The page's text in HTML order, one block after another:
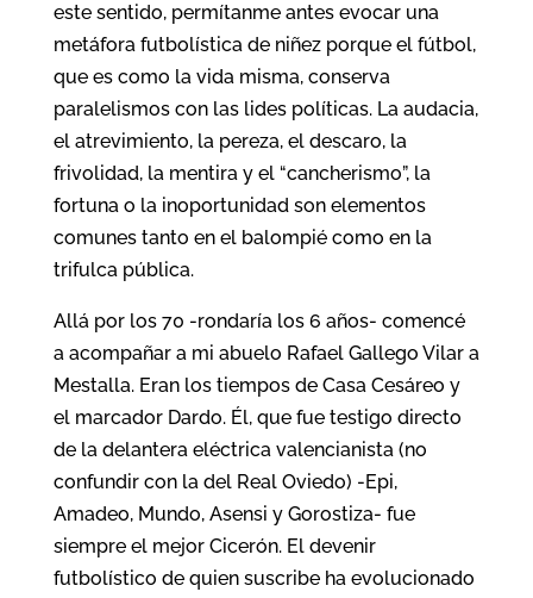
este sentido, permítanme antes evocar una
metáfora futbolística de niñez porque el fútbol,
que es como la vida misma, conserva
paralelismos con las lides políticas. La audacia,
el atrevimiento, la pereza, el descaro, la
frivolidad, la mentira y el “cancherismo”, la
fortuna o la inoportunidad son elementos
comunes tanto en el balompié como en la
trifulca pública.
Allá por los 70 -rondaría los 6 años- comencé
a acompañar a mi abuelo Rafael Gallego Vilar a
Mestalla. Eran los tiempos de Casa Cesáreo y
el marcador Dardo. Él, que fue testigo directo
de la delantera eléctrica valencianista (no
confundir con la del Real Oviedo) -Epi,
Amadeo, Mundo, Asensi y Gorostiza- fue
siempre el mejor Cicerón. El devenir
futbolístico de quien suscribe ha evolucionado